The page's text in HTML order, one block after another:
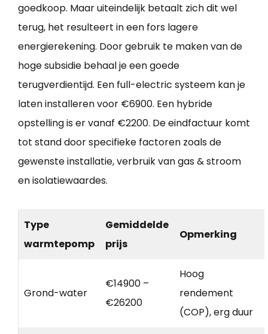
goedkoop. Maar uiteindelijk betaalt zich dit wel
terug, het resulteert in een fors lagere
energierekening. Door gebruik te maken van de
hoge subsidie behaal je een goede
terugverdientijd. Een full-electric systeem kan je
laten installeren voor €6900. Een hybride
opstelling is er vanaf €2200. De eindfactuur komt
tot stand door specifieke factoren zoals de
gewenste installatie, verbruik van gas & stroom
en isolatiewaardes.
Type
warmtepomp
Gemiddelde
prijs
Opmerking
Grond-water
€14900 –
€26200
Hoog
rendement
(COP), erg duur